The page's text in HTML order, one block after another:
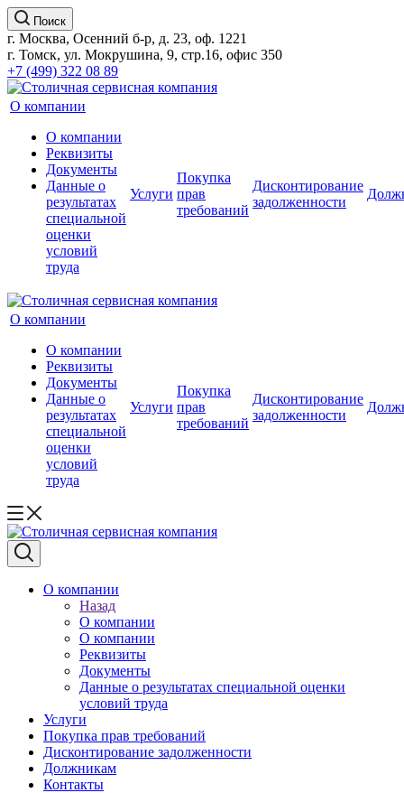
Поиск
г. Москва, Осенний б-р, д. 23, оф. 1221
г. Томск, ул. Мокрушина, 9, стр.16, офис 350
+7 (499) 322 08 89
О компании
О компании
Реквизиты
Документы
Данные о
результатах
специальной
оценки
условий
труда
Услуги
Покупка
прав
требований
Дисконтирование
задолженности
О компании
О компании
Реквизиты
Документы
Данные о
результатах
специальной
оценки
условий
труда
Услуги
Покупка
прав
требований
Дисконтирование
задолженности
О компании
Назад
О компании
О компании
Реквизиты
Документы
Данные о результатах специальной оценки
условий труда
Услуги
Покупка прав требований
Дисконтирование задолженности
Должникам
Контакты